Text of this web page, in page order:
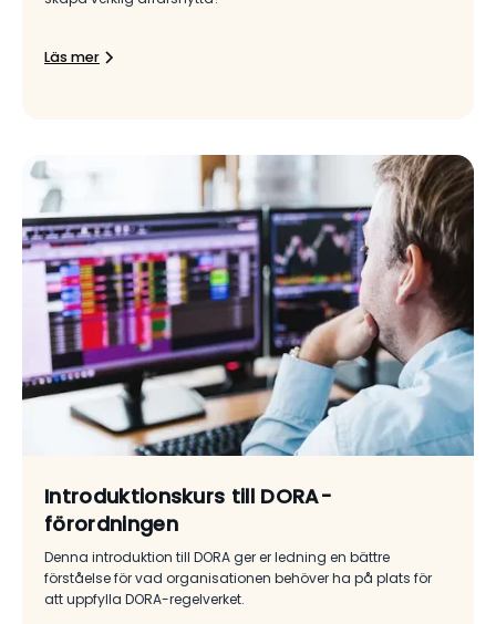
Läs mer
Introduktionskurs till DORA-
förordningen
Denna introduktion till DORA ger er ledning en bättre
förståelse för vad organisationen behöver ha på plats för
att uppfylla DORA-regelverket.